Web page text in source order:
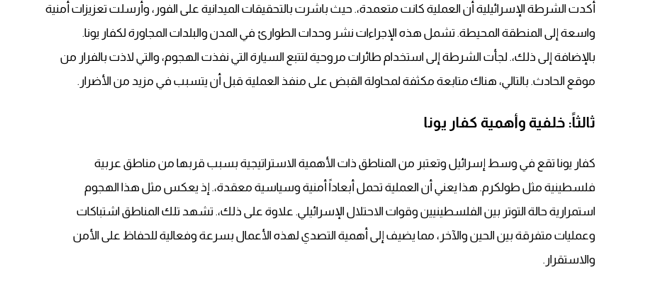
أكدت الشرطة الإسرائيلية أن العملية كانت متعمدة،. حيث باشرت بالتحقيقات الميدانية على الفور، وأرسلت تعزيزات أمنية
واسعة إلى المنطقة المحيطة. تشمل هذه الإجراءات نشر وحدات الطوارئ في المدن والبلدات المجاورة لكفار يونا.
بالإضافة إلى ذلك،. لجأت الشرطة إلى استخدام طائرات مروحية لتتبع السيارة التي نفذت الهجوم، والتي لاذت بالفرار من
موقع الحادث. بالتالي، هناك متابعة مكثفة لمحاولة القبض على منفذ العملية قبل أن يتسبب في مزيد من الأضرار.
ثالثاً: خلفية وأهمية كفار يونا
كفار يونا تقع في وسط إسرائيل وتعتبر من المناطق ذات الأهمية الاستراتيجية بسبب قربها من مناطق عربية
فلسطينية مثل طولكرم. هذا يعني أن العملية تحمل أبعاداً أمنية وسياسية معقدة،. إذ يعكس مثل هذا الهجوم
استمرارية حالة التوتر بين الفلسطينيين وقوات الاحتلال الإسرائيلي. علاوة على ذلك،. تشهد تلك المناطق اشتباكات
وعمليات متفرقة بين الحين والآخر، مما يضيف إلى أهمية التصدي لهذه الأعمال بسرعة وفعالية للحفاظ على الأمن
والاستقرار.